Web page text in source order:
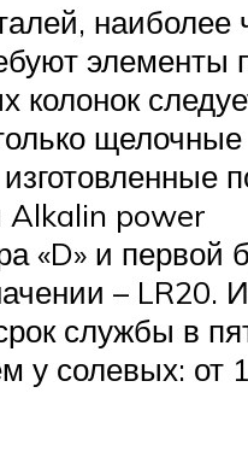
наиболее
элементы
колонок
щелочные
Alkalin power
«D» и первой
– LR20.
службы в
у солевых: от